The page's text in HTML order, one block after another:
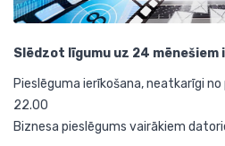
Slēdzot līgumu uz 24 mēnešiem
Pieslēguma ierīkošana, neatkarīgi
22.00
Biznesa pieslēgums vairākiem